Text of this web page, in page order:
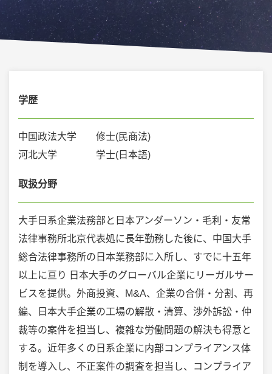
学歴
中国政法大学 修士(民商法)
河北大学 学士(日本語)
取扱分野
大手日系企業法務部と日本アンダーソン・毛利・友常
法律事務所北京代表処に長年勤務した後に、中国大手
総合法律事務所の日本業務部に入所し、すでに十五年
以上に亘り 日本大手のグローバル企業にリーガルサー
ビスを提供。外商投資、M&A、企業の合併・分割、再
編、日本大手企業の工場の解散・清算、渉外訴訟・仲
裁等の案件を担当し、複雑な労働問題の解決も得意と
する。近年多くの日系企業に内部コンプライアンス体
制を導入し、不正案件の調査を担当し、コンプライア